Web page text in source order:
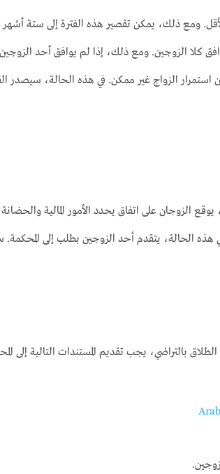
ومع ذلك، يمكن تقصير هذه الفترة إلى ستة
كلا الزوجين. ومع ذلك، إذا لم يوافق أحد
استمرار الزواج غير ممكن. في هذه الحالة، سيصدر
الزوجان على اتفاق يحدد الأمور المالية والحضانة
الحالة، يتقدم أحد الزوجين بطلب إلى المحكمة.
بالتراضي، يجب تقديم المستندات التالية إلى